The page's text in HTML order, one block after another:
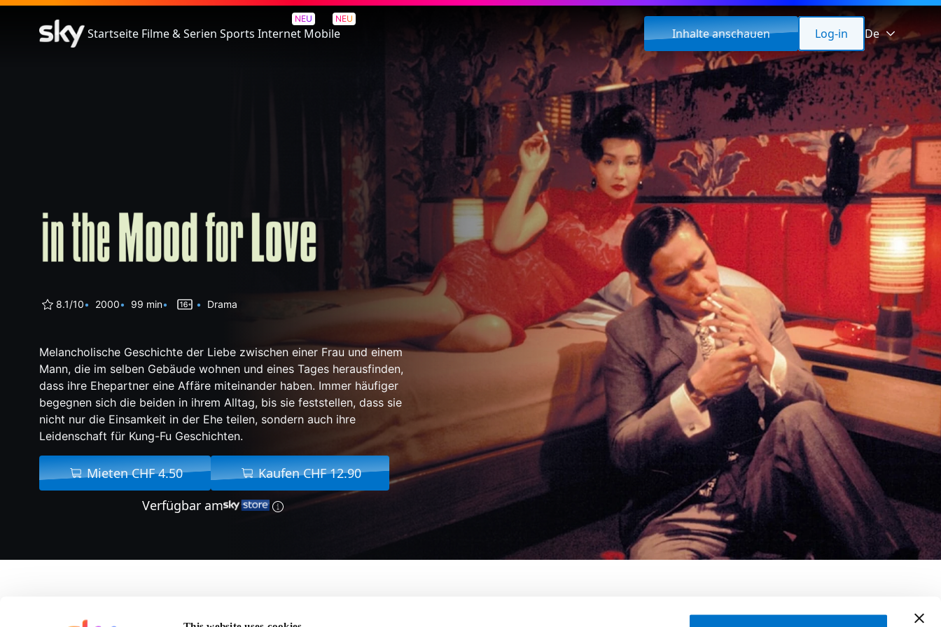
Startseite Filme & Serien Sports
NEU
Internet
NEU
Mobile Inhalte anschauen Log-in De
In The Mood For Love
8.1/10 2000 99 min Drama
Melancholische Geschichte der Liebe zwischen einer Frau und einem
Mann, die im selben Gebäude wohnen und eines Tages herausfinden,
dass ihre Ehepartner eine Affäre miteinander haben. Immer häufiger
begegnen sich die beiden in ihrem Alltag, bis sie feststellen, dass sie
nicht nur die Einsamkeit in der Ehe teilen, sondern auch ihre
Leidenschaft für Kung-Fu Geschichten.
Mieten CHF 4.50
Kaufen CHF 12.90
Verfügbar am